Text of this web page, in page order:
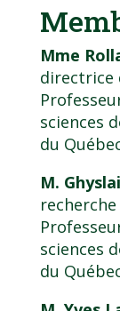
Mme
directrice
sciences
du
M.
recherche
sciences
du